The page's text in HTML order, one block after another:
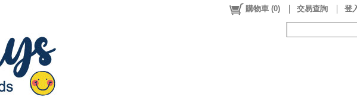
購物車 (0) 交易查詢 登